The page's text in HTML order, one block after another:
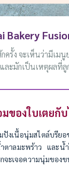
Bakery
ครั้ง จะเห็นว่ามีเ
ะมักเป็นเหตุผลที่
ของใบเตยกั
เนื้อนุ่มสไตล์บรีย
าลมะพร้าว และน้
จะเจอความนุ่มขอ